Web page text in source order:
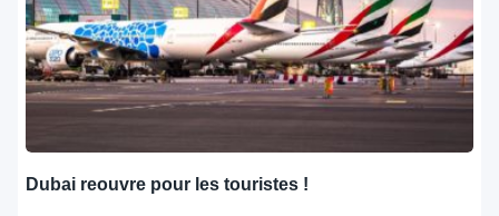
Dubai reouvre pour les touristes !